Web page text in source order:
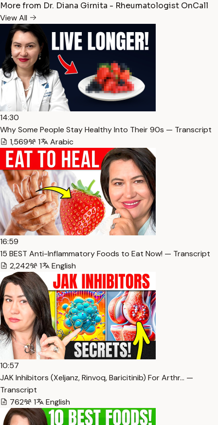
More from Dr. Diana Girnita - Rheumatologist OnCall
View All
14:30
Why Some People Stay Healthy Into Their 90s — Transcript
1,569
1 Arabic
16:59
15 BEST Anti-Inflammatory Foods to Eat Now! — Transcript
2,242
1 English
10:57
JAK Inhibitors (Xeljanz, Rinvoq, Baricitinib) For Arthr… —
Transcript
762
1 English